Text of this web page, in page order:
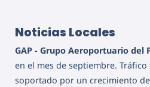
Noticias Locales
GAP - Grupo Aeroportuario del
en el mes de septiembre.
soportado por un crecimiento